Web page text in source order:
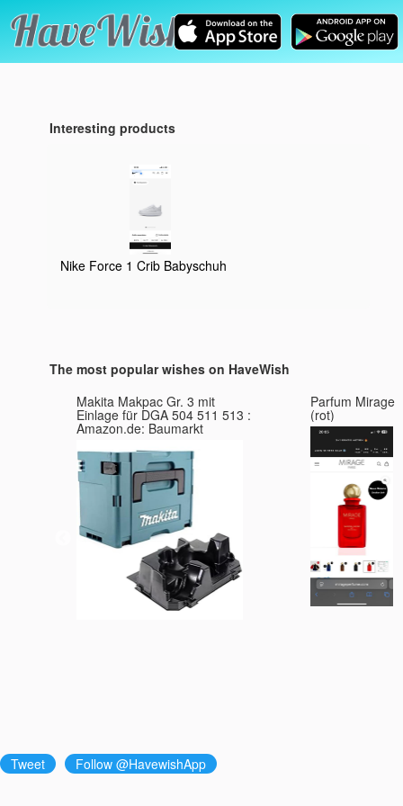
Interesting products
Nike Force 1 Crib Babyschuh
The most popular wishes on HaveWish
Makita Makpac Gr. 3 mit
Einlage für DGA 504 511 513 :
Amazon.de: Baumarkt
Parfum Mirage
(rot)
Tweet Follow @HavewishApp